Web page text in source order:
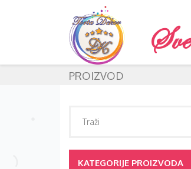
PROIZVOD
KATEGORIJE PROIZVODA